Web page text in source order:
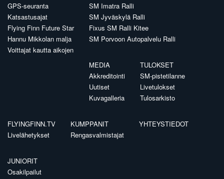
GPS-seuranta
Katsastusajat
Flying Finn Future Star
Hannu Mikkolan malja
Voittajat kautta aikojen
SM Imatra Ralli
SM Jyväskylä Ralli
Fixus SM Ralli Kitee
SM Porvoon Autopalvelu Ralli
MEDIA
Akkreditointi
Uutiset
Kuvagalleria
TULOKSET
SM-pistetilanne
Livetulokset
Tulosarkisto
FLYINGFINN.TV
Livelähetykset
KUMPPANIT
Rengasvalmistajat
YHTEYSTIEDOT
JUNIORIT
Osakilpailut